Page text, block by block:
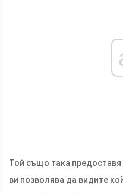
Той също така предоставя
ви позволява да видите